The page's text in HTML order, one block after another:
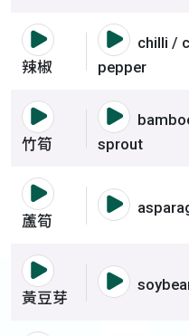
語音撥放詞彙
辣椒
語音撥
chilli /
pepper
語音撥放詞彙
竹筍
語音撥
sprout
語音撥放詞彙 蘆
蘆筍
語音撥
語音撥放詞彙 黃
黃豆芽
語音撥